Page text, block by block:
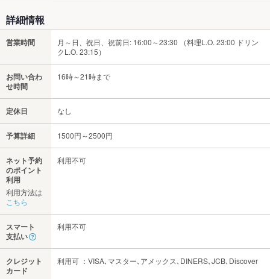
詳細情報
営業時間
月～日、祝日、祝前日: 16:00～23:30 （料理L.O. 23:00 ドリン
クL.O. 23:15）
お問い合わ
せ時間
16時～21時まで
定休日 なし
予算詳細 1500円～2500円
ネット予約
のポイント
利用
利用方法は
こちら
利用不可
スマート
支払い
利用不可
クレジット
カード
利用可 ：VISA､マスター､アメックス､DINERS､JCB､Discover